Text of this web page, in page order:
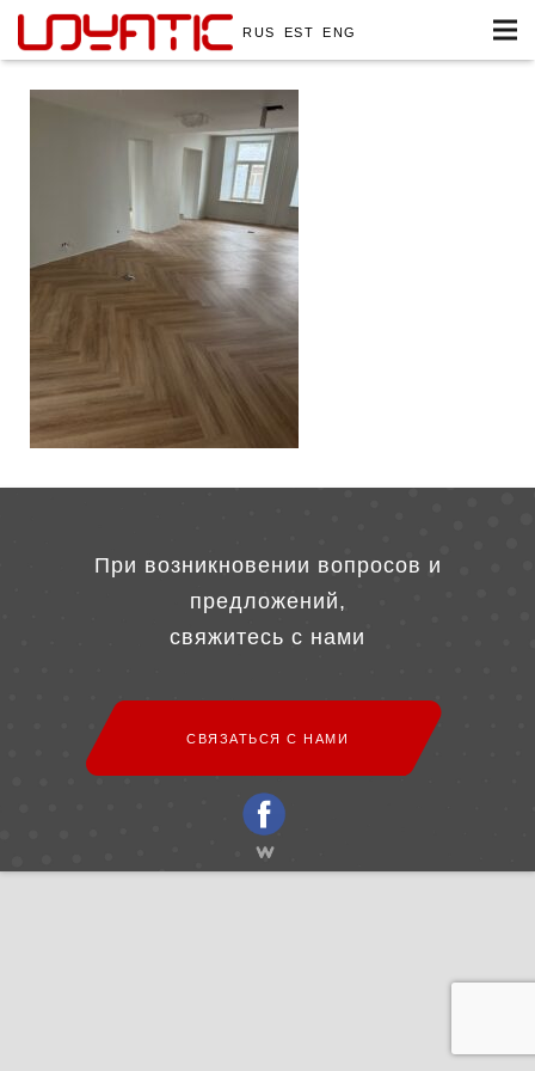
RUS EST ENG
При возникновении вопросов и
предложений,
свяжитесь с нами
СВЯЗАТЬСЯ С НАМИ